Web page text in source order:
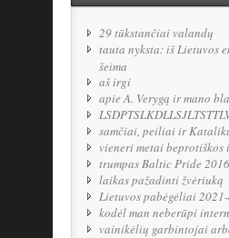
29 tūkstančiai valandų
tauta nyksta: iš Lietuvos
šeima
aš irgi
apie A. Verygą ir mano
samčiai, peiliai ir
vieneri metai beprotiškos
trumpas Baltic Pride
laikas pažadinti žvėriuką
Lietuvos pabėgėliai
kodėl man neberūpi
vainikėlių garbintojai